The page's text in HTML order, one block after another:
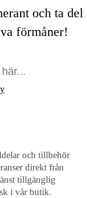
och ta del
förmåner!
och tillbehör
direkt från
tillgänglig
i vår butik.